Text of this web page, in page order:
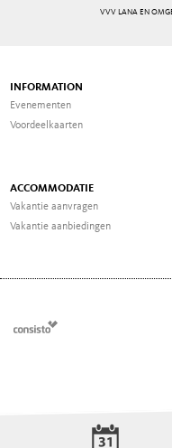
VVV LANA EN
INFORMATION
Evenementen
Voordeelkaarten
ACCOMMODATIE
Vakantie aanvragen
Vakantie aanbiedingen